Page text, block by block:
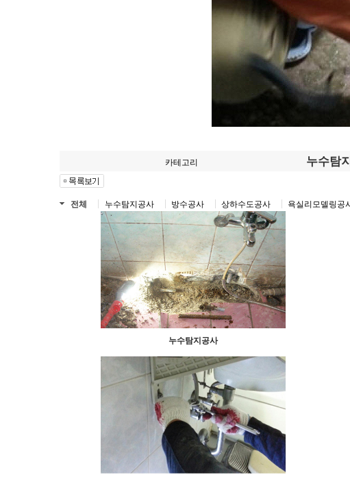
카테고리 누수탐
전체 누수탐지공사 방수공사 상하수도공사 욕실리모델링공
누수탐지공사